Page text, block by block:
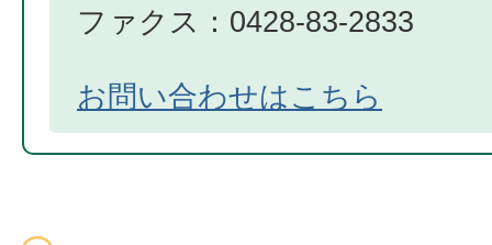
ファクス：0428-83-2833
お問い合わせはこちら